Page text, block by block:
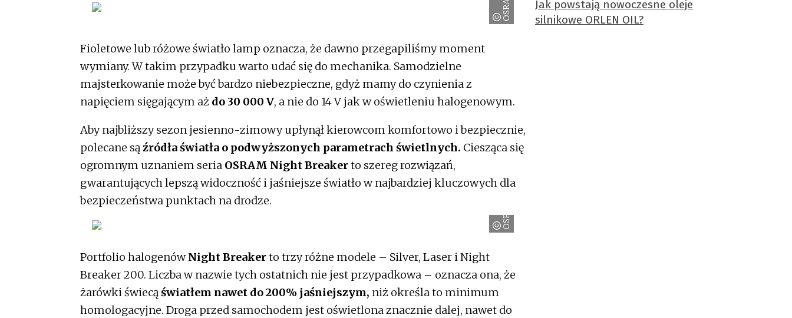
Fioletowe lub różowe światło lamp oznacza, że dawno przegapiliśmy moment
wymiany. W takim przypadku warto udać się do mechanika. Samodzielne
majsterkowanie może być bardzo niebezpieczne, gdyż mamy do czynienia z
napięciem sięgającym aż do 30 000 V, a nie do 14 V jak w oświetleniu halogenowym.
Aby najbliższy sezon jesienno-zimowy upłynął kierowcom komfortowo i bezpiecznie,
polecane sąźródła światła o podwyższonych parametrach świetlnych. Ciesząca się
ogromnym uznaniem seria OSRAM Night Breakerto szereg rozwiązań,
gwarantujących lepszą widoczność i jaśniejsze światło w najbardziej kluczowych dla
bezpieczeństwa punktach na drodze.
OSRAM
Portfolio halogenówNight Breakerto trzy różne modele – Silver, Laser i Night
Breaker 200. Liczba w nazwie tych ostatnich nie jest przypadkowa – oznacza ona, że
żarówki świecąświatłem nawet do 200% jaśniejszym, niż określa to minimum
homologacyjne. Droga przed samochodem jest oświetlona znacznie dalej, nawet do
Jak powstają nowoczesne oleje
silnikowe ORLEN OIL?